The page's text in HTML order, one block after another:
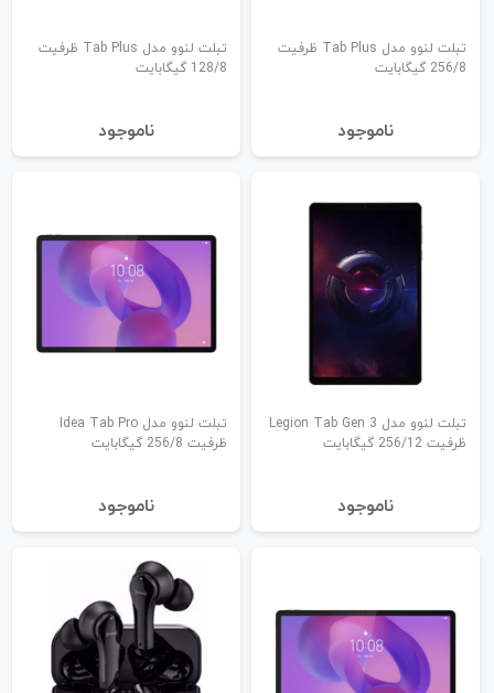
تبلت لنوو مدل Tab Plus ظرفیت
256/8 گیگابایت
نا‌موجود
تبلت لنوو مدل Tab Plus ظرفیت
128/8 گیگابایت
نا‌موجود
تبلت لنوو مدل Legion Tab Gen 3
ظرفیت 256/12 گیگابایت
نا‌موجود
تبلت لنوو مدل Idea Tab Pro
ظرفیت 256/8 گیگابایت
نا‌موجود